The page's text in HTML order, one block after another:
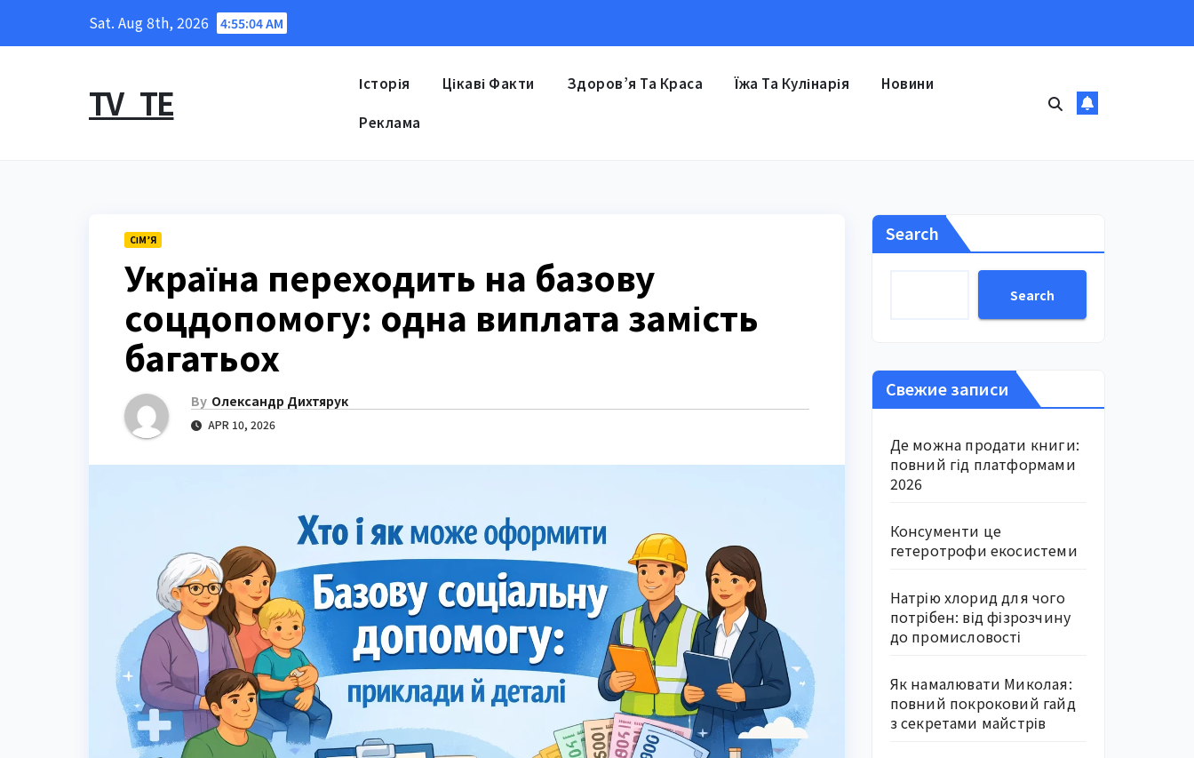
Sat. Aug 8th, 2026 4:55:05 AM
TV_TE Історія Цікаві Факти Здоров’я Та Краса Їжа Та Кулінарія Новини
Реклама
СІМ’Я
Україна переходить на базову
соцдопомогу: одна виплата замість
багатьох
By Олександр Дихтярук
APR 10, 2026
Search
Search
Свежие записи
Де можна продати книги:
повний гід платформами
2026
Консументи це
гетеротрофи екосистеми
Натрію хлорид для чого
потрібен: від фізрозчину
до промисловості
Як намалювати Миколая:
повний покроковий гайд
з секретами майстрів